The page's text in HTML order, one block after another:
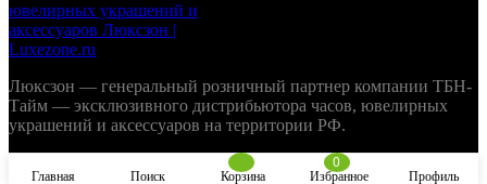
Люксзон — генеральный розничный партнер компании ТБН-
Тайм — эксклюзивного дистрибьютора часов, ювелирных
украшений и аксессуаров на территории РФ.
Главная Поиск Корзина
0
Избранное
Профиль